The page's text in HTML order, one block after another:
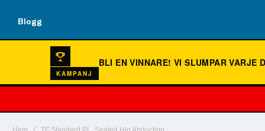
Blogg
KAMPANJ
BLI EN VINNARE!VI SLUMPAR VARJE